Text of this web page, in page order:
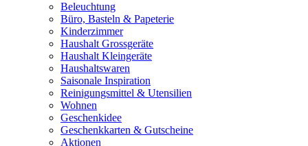
Beleuchtung
Büro, Basteln & Papeterie
Kinderzimmer
Haushalt Grossgeräte
Haushalt Kleingeräte
Haushaltswaren
Saisonale Inspiration
Reinigungsmittel & Utensilien
Wohnen
Geschenkidee
Geschenkkarten & Gutscheine
Aktionen